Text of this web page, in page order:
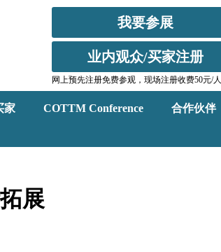
我要参展
业内观众/买家注册
网上预先注册免费参观，现场注册收费50元/人
家 COTTM Conference 合作伙伴
展